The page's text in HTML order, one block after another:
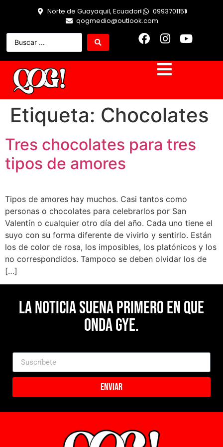
Norte de Guayaquil, Ecuador
0993701151
qogmedio@outlook.com
Etiqueta: Chocolates
Tres chocolates para tres
tipos de amores
Tipos de amores hay muchos. Casi tantos como
personas o chocolates para celebrarlos por San
Valentín o cualquier otro día del año. Cada uno tiene el
suyo con su forma diferente de vivirlo y sentirlo. Están
los de color de rosa, los imposibles, los platónicos y los
no correspondidos. Tampoco se deben olvidar los de
[…]
La noticia suena primero en Que
Onda Gye.
Enviar